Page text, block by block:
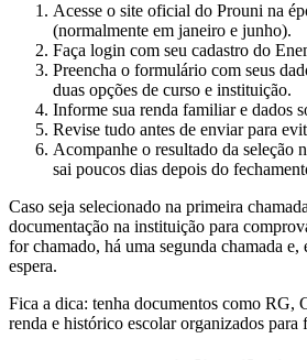
Acesse o site oficial do Prouni na
(normalmente em janeiro e junho).
Faça login com seu cadastro do
Preencha o formulário com seus
duas opções de curso e instituição.
Informe sua renda familiar e dados
Revise tudo antes de enviar para
Acompanhe o resultado da seleção
sai poucos dias depois do
Caso seja selecionado na primeira
documentação na instituição para
for chamado, há uma segunda chamada e,
espera.
Fica a dica: tenha documentos como RG,
renda e histórico escolar organizados para